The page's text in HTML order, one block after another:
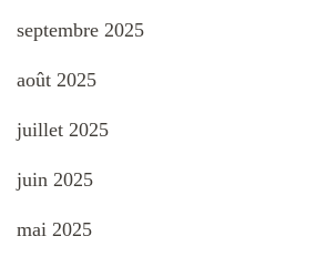
septembre 2025
août 2025
juillet 2025
juin 2025
mai 2025